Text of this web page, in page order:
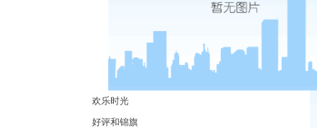
欢乐时光
好评和锦旗